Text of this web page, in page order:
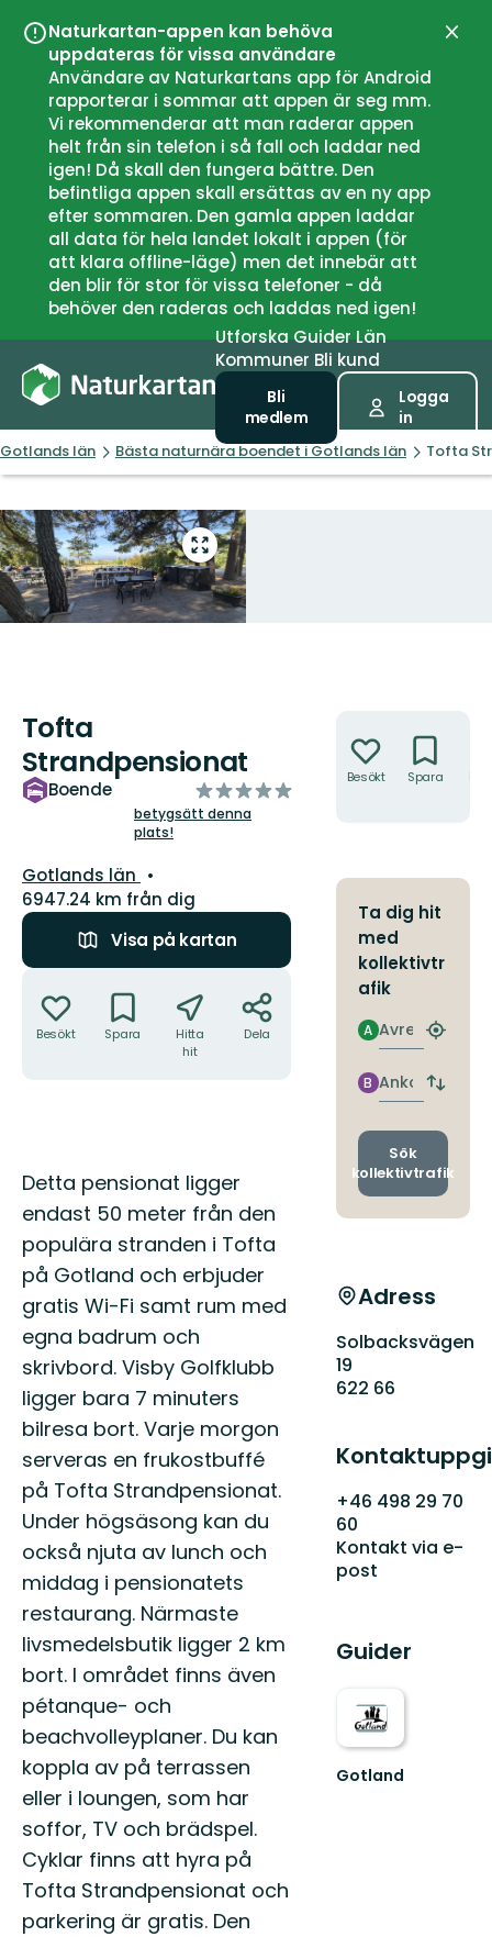
Naturkartan-appen kan behöva
uppdateras för vissa användare
Användare av Naturkartans app för Android
rapporterar i sommar att appen är seg mm.
Vi rekommenderar att man raderar appen
helt från sin telefon i så fall och laddar ned
igen! Då skall den fungera bättre. Den
befintliga appen skall ersättas av en ny app
efter sommaren. Den gamla appen laddar
all data för hela landet lokalt i appen (för
att klara offline-läge) men det innebär att
den blir för stor för vissa telefoner - då
behöver den raderas och laddas ned igen!
UtforskaGuiderLän
Kommuner Bli kund
Bli
medlem
Logga
in
Gotlands län Bästa naturnära boendet i Gotlands län Tofta
Gå
till
helskärmsläge
Tofta
Strandpensionat
Boende
av
5
betygsätt denna
plats!
Län:
Gotlands län
6947.24 km från dig
Visa på kartan
Besökt Spara
Hitta
hit
Dela
Beskrivning
Detta pensionat ligger
endast 50 meter från den
populära stranden i Tofta
på Gotland och erbjuder
gratis Wi-Fi samt rum med
egna badrum och
skrivbord. Visby Golfklubb
ligger bara 7 minuters
bilresa bort. Varje morgon
serveras en frukostbuffé
på Tofta Strandpensionat.
Under högsäsong kan du
också njuta av lunch och
middag i pensionatets
restaurang. Närmaste
livsmedelsbutik ligger 2 km
bort. I området finns även
pétanque- och
beachvolleyplaner. Du kan
koppla av på terrassen
eller i loungen, som har
soffor, TV och brädspel.
Cyklar finns att hyra på
Tofta Strandpensionat och
parkering är gratis. Den
Besökt Spara
Ta dig hit
med
kollektivtr
afik
Avresa
A
Hitta
Ankomst
B
Byt
och
Sök
kollektivtrafik
Adress
Solbacksvägen
19
622 66
+46 498 29 70
60
Kontakt via e-
post
Guider
Gotland